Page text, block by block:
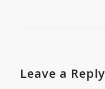
Leave a Reply